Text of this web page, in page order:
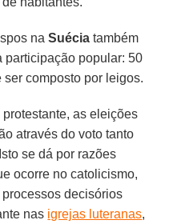
naSuécia também
participação popular: 50
composto por leigos.
as eleições
através do voto tanto
se dá por razões
ocorre no catolicismo,
decisórios
nas igrejas luteranas,